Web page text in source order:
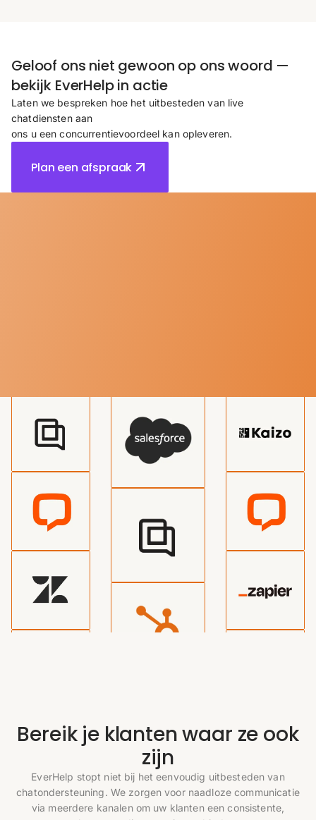
Geloof ons niet gewoon op ons woord —
bekijk EverHelp in actie
Laten we bespreken hoe het uitbesteden van live
chatdiensten aan
ons u een concurrentievoordeel kan opleveren.
Plan een afspraak
Bereik je klanten waar ze ook
zijn
EverHelp stopt niet bij het eenvoudig uitbesteden van
chatondersteuning. We zorgen voor naadloze communicatie
via meerdere kanalen om uw klanten een consistente,